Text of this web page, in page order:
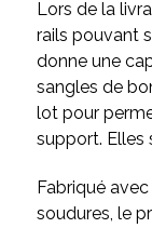
Lors de la
rails pouvant
donne une
sangles de
lot pour
support. Elles
Fabriqué
soudures, le